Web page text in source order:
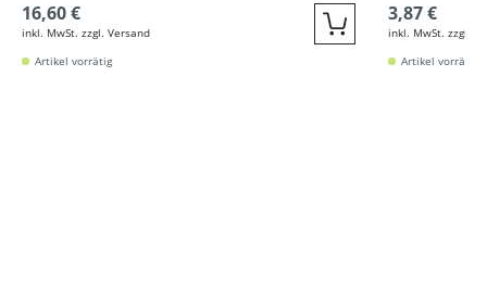
16,60 €
inkl. MwSt. zzgl. Versand Quickbuy
Artikel vorrätig
3,87 €
inkl. MwSt. zzgl.
Artikel vorrätig